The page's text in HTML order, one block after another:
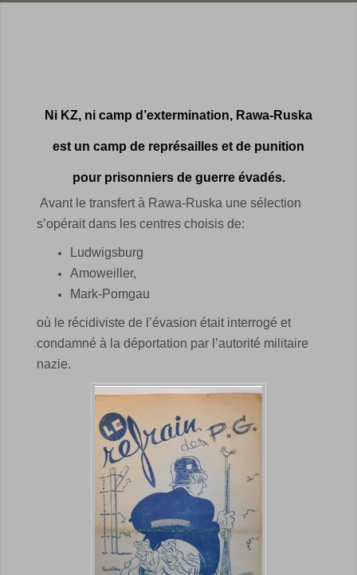
Ni KZ, ni camp d’extermination, Rawa-Ruska
est un camp de représailles et de punition
pour prisonniers de guerre évadés.
Avant le transfert à Rawa-Ruska une sélection
s’opérait dans les centres choisis de:
Ludwigsburg
Amoweiller,
Mark-Pomgau
où le récidiviste de l’évasion était interrogé et
condamné à la déportation par l’autorité militaire
nazie.